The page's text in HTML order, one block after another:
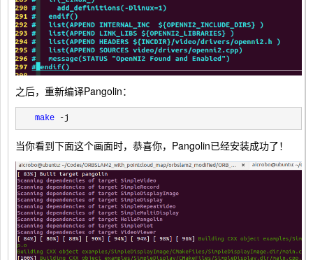
之后，重新编译Pangolin：
make -j
当你看到下面这个画面时，恭喜你，Pangolin已经安装成功了！